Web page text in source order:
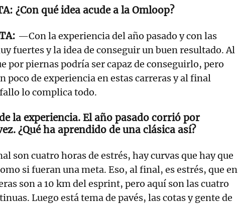
¿Con qué idea acude a la Omloop?
—Con la experiencia del año pasado y con las
fuertes y la idea de conseguir un buen resultado. Al
por piernas podría ser capaz de conseguirlo, pero
poco de experiencia en estas carreras y al final
lo complica todo.
la experiencia. El año pasado corrió por
¿Qué ha aprendido de una clásica así?
son cuatro horas de estrés, hay curvas que hay que
si fueran una meta. Eso, al final, es estrés, que en
son a 10 km del esprint, pero aquí son las cuatro
Luego está tema de pavés, las cotas y gente de